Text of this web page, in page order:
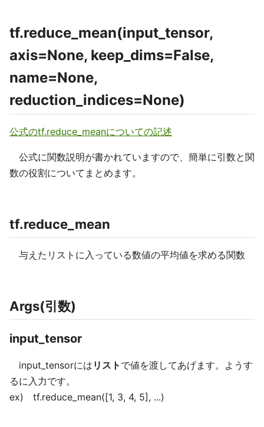
tf.reduce_mean(input_tensor,
axis=None, keep_dims=False,
name=None,
reduction_indices=None)
公式のtf.reduce_meanについての記述
公式に関数説明が書かれていますので、簡単に引数と関
数の役割についてまとめます。
tf.reduce_mean
与えたリストに入っている数値の平均値を求める関数
Args(引数)
input_tensor
input_tensorには リスト で値を渡してあげます。ようす
るに入力です。
ex) tf.reduce_mean([1, 3, 4, 5], ...)